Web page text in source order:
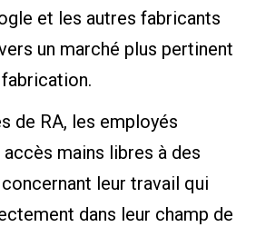
et les autres fabricants
un marché plus pertinent
fabrication.
de RA, les employés
mains libres à des
leur travail qui
dans leur champ de